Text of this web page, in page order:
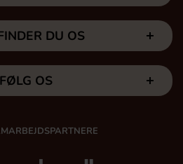
DU OS
FØLG OS